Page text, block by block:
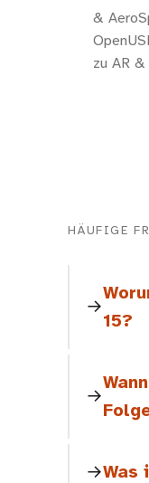
&
zu AR
HÄUFIGE
15?
Was